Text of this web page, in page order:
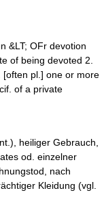
&LT; OFr devotion
of being devoted 2.
[often pl.] one or more
of a private
heiliger Gebrauch,
od. einzelner
nach
Kleidung (vgl.